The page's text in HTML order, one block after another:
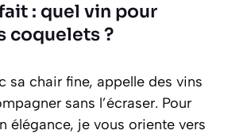
: quel vin pour
coquelets ?
sa chair fine, appelle des vins
sans l’écraser. Pour
élégance, je vous oriente vers